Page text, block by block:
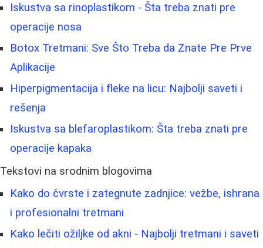
Iskustva sa rinoplastikom - Šta treba znati pre
operacije nosa
Botox Tretmani: Sve Što Treba da Znate Pre Prve
Aplikacije
Hiperpigmentacija i fleke na licu: Najbolji saveti i
rešenja
Iskustva sa blefaroplastikom: Šta treba znati pre
operacije kapaka
Tekstovi na srodnim blogovima
Kako do čvrste i zategnute zadnjice: vežbe, ishrana
i profesionalni tretmani
Kako lečiti ožiljke od akni - Najbolji tretmani i saveti